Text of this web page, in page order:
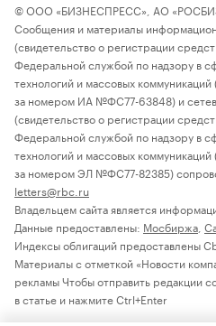
© ООО «БИЗНЕСПРЕСС», АО
Сообщения и материалы
(свидетельство о регистрации
Федеральной службой по надзору в
технологий и массовых
за номером ИА №ФС77-63848) и
(свидетельство о регистрации
Федеральной службой по надзору в
технологий и массовых
за номером ЭЛ №ФС77-82385)
letters@rbc.ru
Владельцем сайта является
Данные предоставлены: Мосбиржа
Индексы облигаций предоставлены
Материалы с отметкой «Новости
рекламы Чтобы отправить редакции
в статье и нажмите Ctrl+Enter